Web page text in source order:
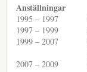
Anställningar
1995 – 1997
1997 – 1999
1999 – 2007
2007 – 2009